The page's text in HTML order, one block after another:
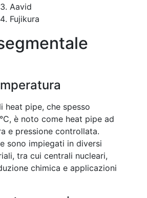
Aavid
Fujikura
heat pipe, che spesso
è noto come heat pipe ad
e pressione controllata.
sono impiegati in diversi
tra cui centrali nucleari,
chimica e applicazioni